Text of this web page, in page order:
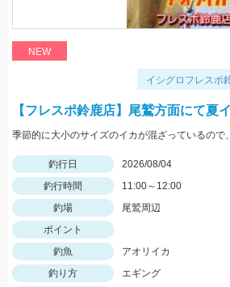
NEW
イシグロフレスポ
【フレスポ鈴鹿店】尾鷲方面にて夏
釣行日
2026/08/04
釣行時間
11:00～12:00
釣場
尾鷲周辺
ポイント
釣魚
アオリイカ
釣り方
エギング